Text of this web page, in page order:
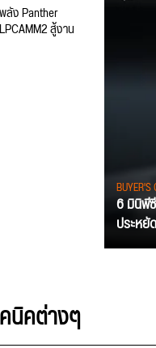
BUYER'S
6 มินิพี
ประห
ลัง Panther
สู้งาน
นิคต่างๆ